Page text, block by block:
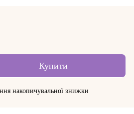
Купити
накопичувальної знижки